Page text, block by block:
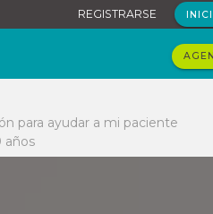
REGISTRARSE
para ayudar a mi paciente
años